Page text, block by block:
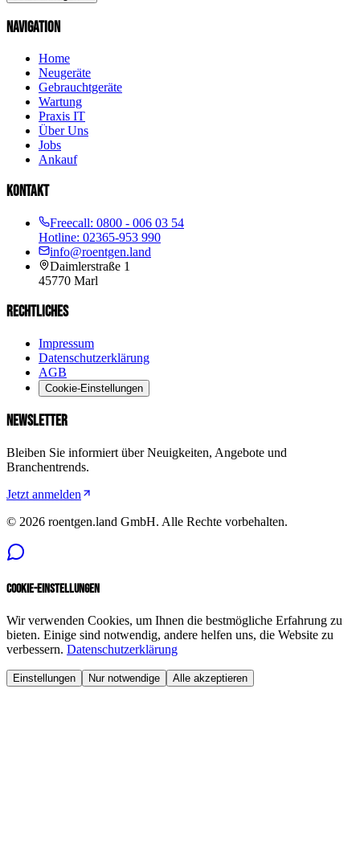
NAVIGATION
Home
Neugeräte
Gebrauchtgeräte
Wartung
Praxis IT
Über Uns
Jobs
Ankauf
KONTAKT
Freecall: 0800 - 006 03 54
Hotline: 02365-953 990
info@roentgen.land
Daimlerstraße 1
45770 Marl
RECHTLICHES
Impressum
Datenschutzerklärung
AGB
Cookie-Einstellungen
NEWSLETTER
Bleiben Sie informiert über Neuigkeiten, Angebote und
Branchentrends.
Jetzt anmelden
© 2026 roentgen.land GmbH. Alle Rechte vorbehalten.
Cookie-Einstellungen
Wir verwenden Cookies, um Ihnen die bestmögliche Erfahrung zu
bieten. Einige sind notwendig, andere helfen uns, die Website zu
verbessern. Datenschutzerklärung
Einstellungen Nur notwendige Alle akzeptieren